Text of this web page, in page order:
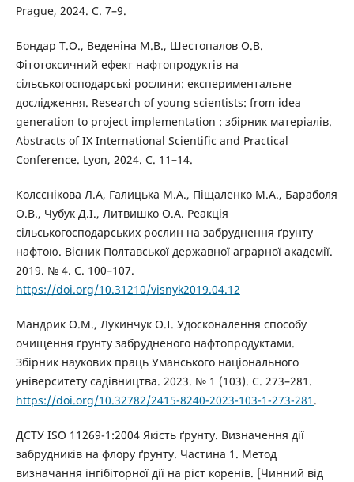
Prague, 2024. С. 7–9.
Бондар Т.О., Веденіна М.В., Шестопалов О.В.
Фітотоксичний ефект нафтопродуктів на
сільськогосподарські рослини: експериментальне
дослідження. Research of young scientists: from idea
generation to project implementation : збірник матеріалів.
Abstracts of IX International Scientific and Practical
Conference. Lyon, 2024. С. 11–14.
Колєснікова Л.А, Галицька М.А., Піщаленко М.А., Бараболя
О.В., Чубук Д.І., Литвишко О.А. Реакція
сільськогосподарських рослин на забруднення ґрунту
нафтою. Вісник Полтавської державної аграрної академії.
2019. № 4. С. 100–107.
https://doi.org/10.31210/visnyk2019.04.12
Мандрик О.М., Лукинчук О.І. Удосконалення способу
очищення ґрунту забрудненого нафтопродуктами.
Збірник наукових праць Уманського національного
університету садівництва. 2023. № 1 (103). С. 273–281.
https://doi.org/10.32782/2415-8240-2023-103-1-273-281 .
ДСТУ ISO 11269-1:2004 Якість ґрунту. Визначення дії
забрудників на флору ґрунту. Частина 1. Метод
визначання інгібіторної дії на ріст коренів. [Чинний від